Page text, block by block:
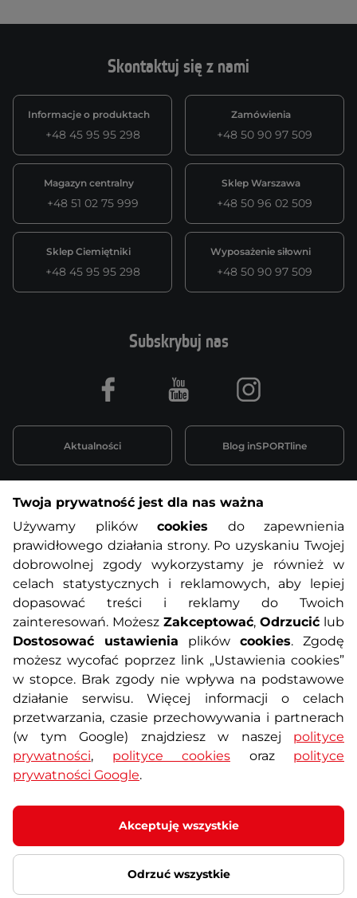
Skontaktuj się z nami
Informacje o produktach
+48 45 95 95 298
Zamówienia
+48 50 90 97 509
Magazyn centralny
+48 51 02 75 999
Sklep Warszawa
+48 50 96 02 509
Sklep Ciemiętniki
+48 45 95 95 298
Wyposażenie siłowni
+48 50 90 97 509
Informacje o zakupach
O nas Regulamin sklepu
Polityka prywatności Koszty przesyłek
Metody płatności Program lojalnościowy
Usługi dodatkowe Reklamacje i serwis
Formularz kontaktowy Wyposażenie siłowni
Subskrybuj nas
Aktualności Blog inSPORTline
Facebook Youtube Instagram
Twoja prywatność jest dla nas ważna
Używamy plików cookies do zapewnienia
prawidłowego działania strony. Po uzyskaniu Twojej
dobrowolnej zgody wykorzystamy je również w
celach statystycznych i reklamowych, aby lepiej
dopasować treści i reklamy do Twoich
zainteresowań. Możesz Zakceptować, Odrzucić lub
Dostosować ustawienia plików cookies. Zgodę
możesz wycofać poprzez link „Ustawienia cookies”
w stopce. Brak zgody nie wpływa na podstawowe
działanie serwisu. Więcej informacji o celach
przetwarzania, czasie przechowywania i partnerach
(w tym Google) znajdziesz w naszej polityce
prywatności, polityce cookies oraz polityce
prywatności Google.
Akceptuję wszystkie
Odrzuć wszystkie